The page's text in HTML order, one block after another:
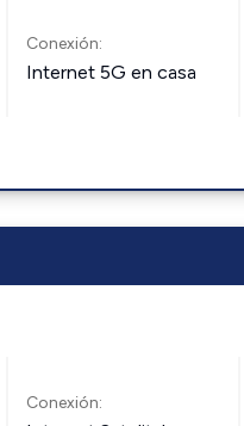
Conexión:
Internet 5G en casa
Conexión: